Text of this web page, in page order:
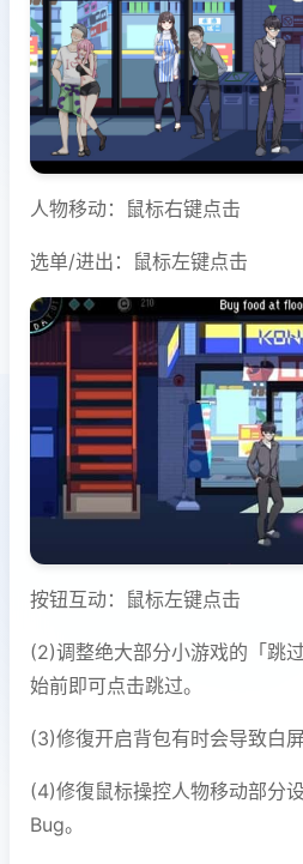
人物移动：鼠标右键点击
选单/进出：鼠标左键点击
按钮互动：鼠标左键点击
(2)调整绝大部分小游戏的「跳
始前即可点击跳过。
(3)修復开启背包有时会导致白屏
(4)修復鼠标操控人物移动部分
Bug。